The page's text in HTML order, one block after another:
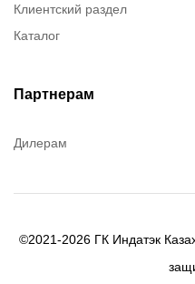
Клиентский раздел
Каталог
Партнерам
Дилерам
©2021-2026 ГК Индатэк